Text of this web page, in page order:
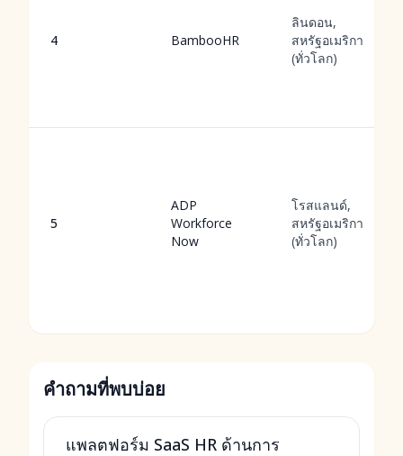
4 BambooHR
ลินดอน,
สหรัฐอเมริกา
(ทั่วโลก)
5
ADP
Workforce
Now
โรสแลนด์,
สหรัฐอเมริกา
(ทั่วโลก)
คำถามที่พบบ่อย
แพลตฟอร์ม SaaS HR ด้านการ